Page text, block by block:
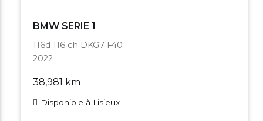
BMW SERIE 1
116d 116 ch DKG7 F40
2022
38,981 km
Disponible à Lisieux